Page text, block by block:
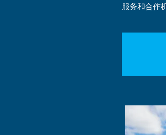
服务和合作